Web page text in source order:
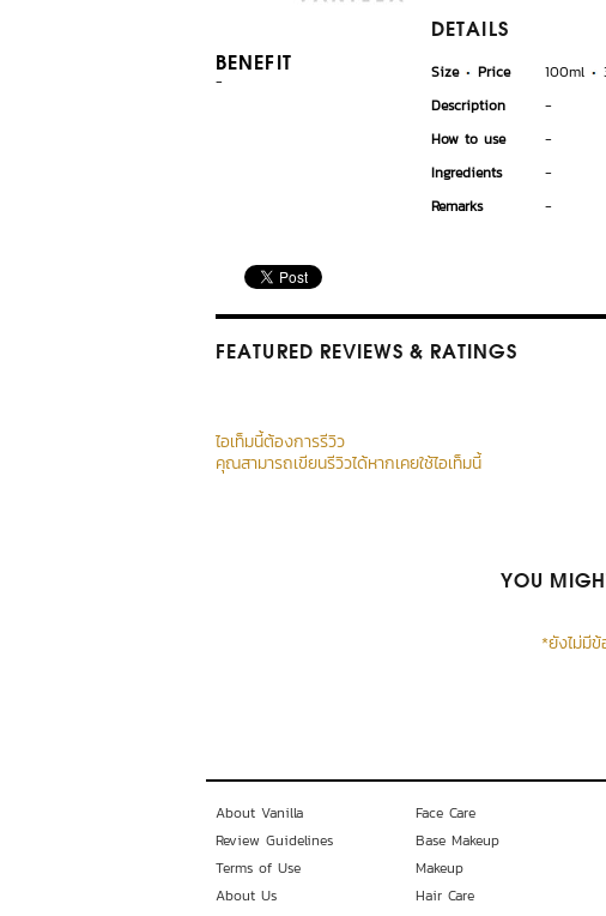
BENEFIT
-
DETAILS
Size Price 100ml
Description
-
How to use
-
Ingredients
-
Remarks
-
FEATURED REVIEWS & RATINGS
ไอเท็มนี้ต้องการรีวิว
คุณสามารถเขียนรีวิวได้หากเคยใช้ไอเท็มนี้
YOU
*ยังไม่มี
About Vanilla
Review Guidelines
Terms of Use
About Us
Face Care
Base Makeup
Makeup
Hair Care